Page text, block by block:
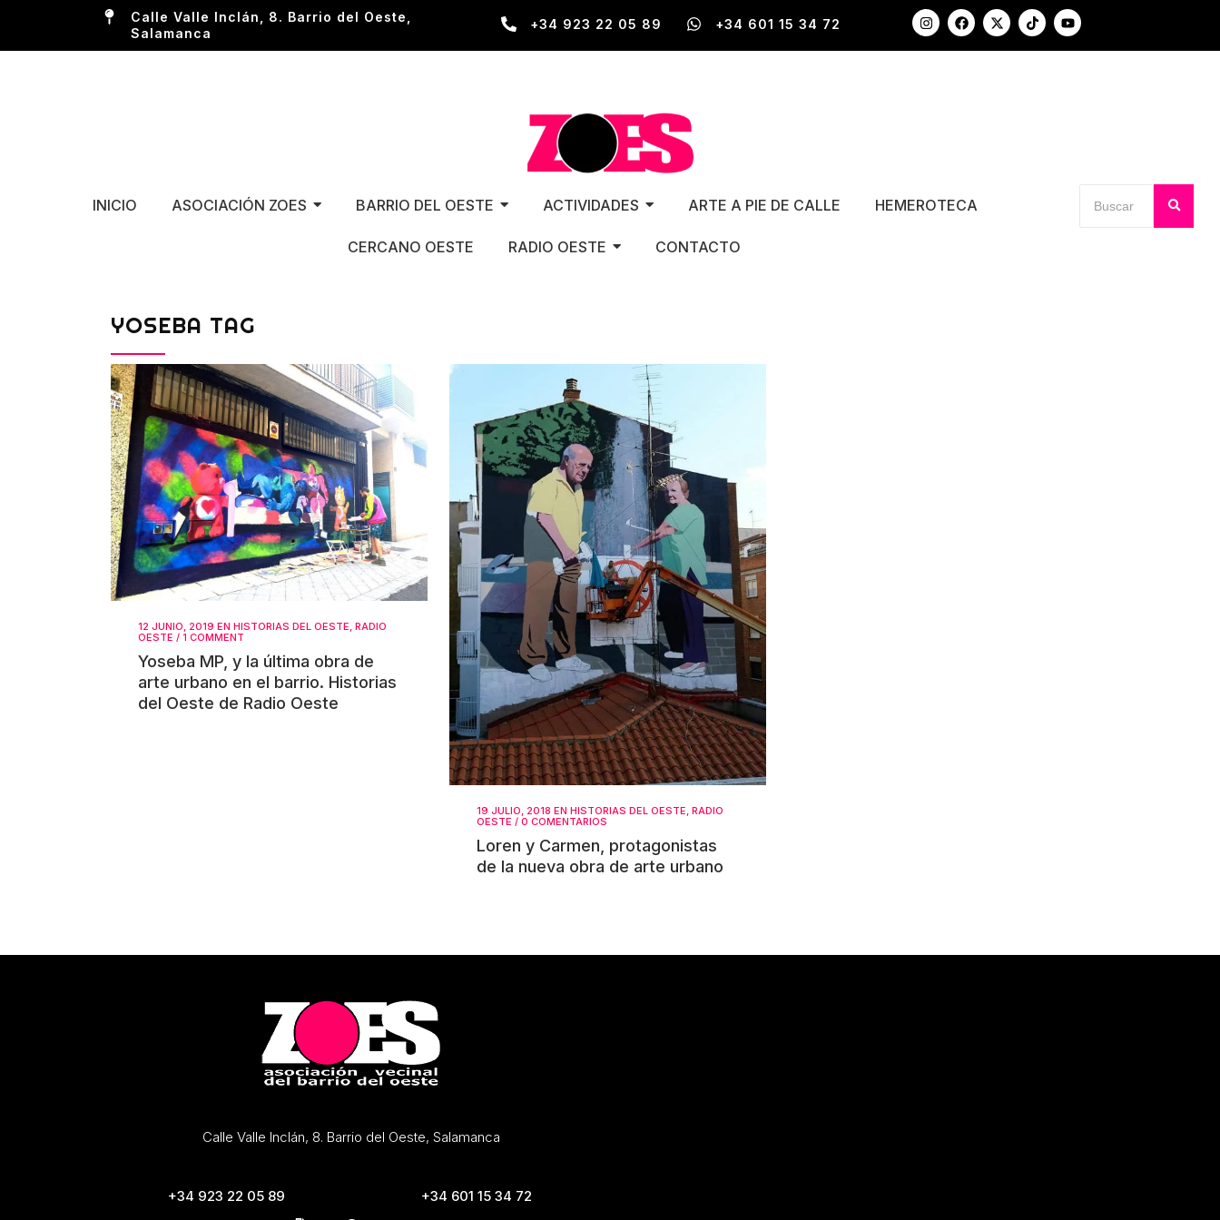
Calle Valle Inclán, 8. Barrio del Oeste,
Salamanca
+34 923 22 05 89 +34 601 15 34 72
INICIO ASOCIACIÓN ZOES BARRIO DEL OESTE ACTIVIDADES ARTE A PIE DE CALLE HEMEROTECA
CERCANO OESTE RADIO OESTE CONTACTO
YOSEBA TAG
12 JUNIO, 2019 EN HISTORIAS DEL OESTE, RADIO
OESTE / 1 COMMENT
Yoseba MP, y la última obra de
arte urbano en el barrio. Historias
del Oeste de Radio Oeste
19 JULIO, 2018 EN HISTORIAS DEL OESTE, RADIO
OESTE / 0 COMENTARIOS
Loren y Carmen, protagonistas
de la nueva obra de arte urbano
Calle Valle Inclán, 8. Barrio del Oeste, Salamanca
+34 923 22 05 89
+34 601 15 34 72